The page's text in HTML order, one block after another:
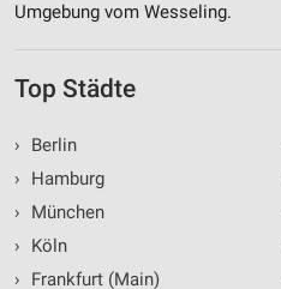
Umgebung vom Wesseling.
Top Städte
›
Berlin
›
Hamburg
›
München
›
Köln
›
Frankfurt (Main)